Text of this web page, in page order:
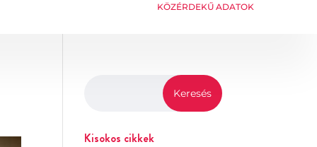
KÖZÉRDEKŰ ADATOK
Kisokos cikkek